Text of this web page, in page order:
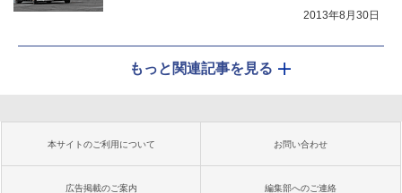
2013年8月30日
もっと関連記事を見る
本サイトのご利用について お問い合わせ
広告掲載のご案内 編集部へのご連絡